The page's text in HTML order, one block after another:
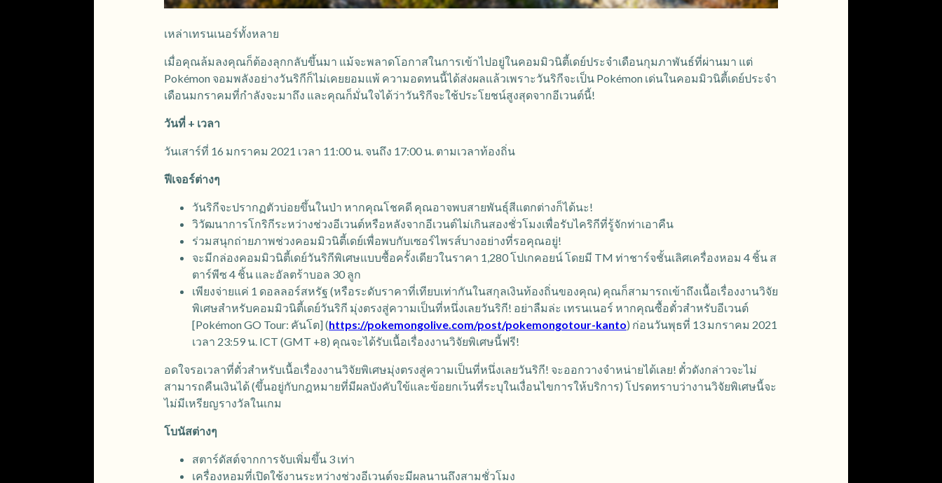
เหล่าเทรนเนอร์ทั้งหลาย
เมื่อคุณล้มลงคุณก็ต้องลุกกลับขึ้นมา แม้จะพลาดโอกาสในการเข้าไปอยู่ในคอมมิวนิตี้เดย์ประจำเดือนกุมภาพันธ์ที่ผ่านมา แต่
Pokémon จอมพลังอย่างวันริกีก็ไม่เคยยอมแพ้ ความอดทนนี้ได้ส่งผลแล้วเพราะวันริกีจะเป็น Pokémon เด่นในคอมมิวนิตี้เดย์ประจำ
เดือนมกราคมที่กำลังจะมาถึง และคุณก็มั่นใจได้ว่าวันริกีจะใช้ประโยชน์สูงสุดจากอีเวนต์นี้!
วันที่ + เวลา
วันเสาร์ที่ 16 มกราคม 2021 เวลา 11:00 น. จนถึง 17:00 น. ตามเวลาท้องถิ่น
ฟีเจอร์ต่างๆ
วันริกีจะปรากฏตัวบ่อยขึ้นในป่า หากคุณโชคดี คุณอาจพบสายพันธุ์สีแตกต่างก็ได้นะ!
วิวัฒนาการโกริกีระหว่างช่วงอีเวนต์หรือหลังจากอีเวนต์ไม่เกินสองชั่วโมงเพื่อรับไคริกีที่รู้จักท่าเอาคืน
ร่วมสนุกถ่ายภาพช่วงคอมมิวนิตี้เดย์เพื่อพบกับเซอร์ไพรส์บางอย่างที่รอคุณอยู่!
จะมีกล่องคอมมิวนิตี้เดย์วันริกีพิเศษแบบซื้อครั้งเดียวในราคา 1,280 โปเกคอยน์ โดยมี TM ท่าชาร์จชั้นเลิศเครื่องหอม 4 ชิ้น ส
ตาร์พีซ 4 ชิ้น และอัลตร้าบอล 30 ลูก
เพียงจ่ายแค่ 1 ดอลลอร์สหรัฐ (หรือระดับราคาที่เทียบเท่ากันในสกุลเงินท้องถิ่นของคุณ) คุณก็สามารถเข้าถึงเนื้อเรื่องงานวิจัย
พิเศษสำหรับคอมมิวนิตี้เดย์วันริกี มุ่งตรงสู่ความเป็นที่หนึ่งเลยวันริกี! อย่าลืมล่ะ เทรนเนอร์ หากคุณซื้อตั๋วสำหรับอีเวนต์
[Pokémon GO Tour: คันโต] (https://pokemongolive.com/post/pokemongotour-kanto) ก่อนวันพุธที่ 13 มกราคม 2021
เวลา 23:59 น. ICT (GMT +8) คุณจะได้รับเนื้อเรื่องงานวิจัยพิเศษนี้ฟรี!
อดใจรอเวลาที่ตั๋วสำหรับเนื้อเรื่องงานวิจัยพิเศษมุ่งตรงสู่ความเป็นที่หนึ่งเลยวันริกี! จะออกวางจำหน่ายได้เลย! ตั๋วดังกล่าวจะไม่
สามารถคืนเงินได้ (ขึ้นอยู่กับกฎหมายที่มีผลบังคับใข้และข้อยกเว้นที่ระบุในเงื่อนไขการให้บริการ) โปรดทราบว่างานวิจัยพิเศษนี้จะ
ไม่มีเหรียญรางวัลในเกม
โบนัสต่างๆ
สตาร์ดัสต์จากการจับเพิ่มขึ้น 3 เท่า
เครื่องหอมที่เปิดใช้งานระหว่างช่วงอีเวนต์จะมีผลนานถึงสามชั่วโมง